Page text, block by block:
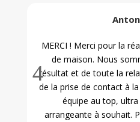
MERCI ! Merci pour la
de maison. Nous
résultat et de toute la
de la prise de contact à
équipe au top,
arrangeante à souhait.